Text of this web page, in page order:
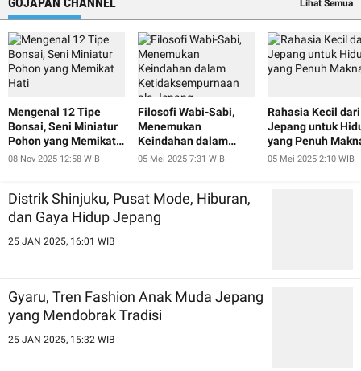
Lihat Semua
Mengenal 12 Tipe
Bonsai, Seni Miniatur
Pohon yang Memikat
Hati
08 Nov 2025 12:58 WIB
Filosofi Wabi-Sabi,
Menemukan
Keindahan dalam
Ketidaksempurnaan
05 Mei 2025 7:31 WIB
Rahasia Kecil dari
Jepang untuk
yang Penuh
05 Mei 2025 2:10 WIB
Distrik Shinjuku, Pusat Mode, Hiburan,
dan Gaya Hidup Jepang
25 JAN 2025, 16:01 WIB
Gyaru, Tren Fashion Anak Muda Jepang
yang Mendobrak Tradisi
25 JAN 2025, 15:32 WIB